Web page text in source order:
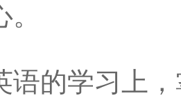
学习上，